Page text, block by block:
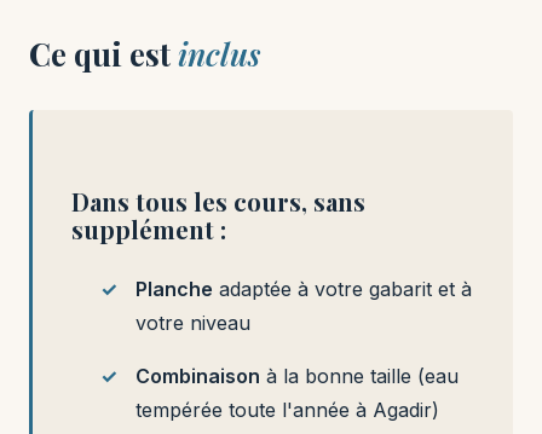
Ce qui estinclus
Dans tous les cours, sans
supplément :
Planche adaptée à votre gabarit et à
votre niveau
Combinaison à la bonne taille (eau
tempérée toute l'année à Agadir)